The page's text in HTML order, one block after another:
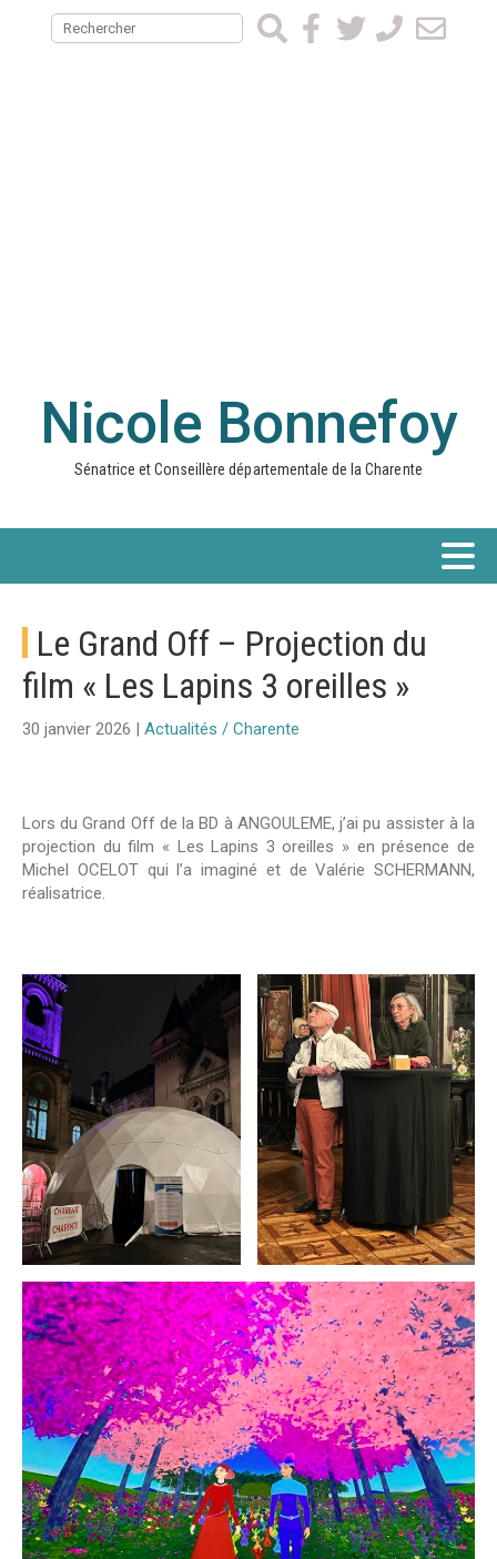
Nicole Bonnefoy
Sénatrice et Conseillère départementale de la Charente
Le Grand Off – Projection du
film « Les Lapins 3 oreilles »
30 janvier 2026 | Actualités / Charente
Lors du Grand Off de la BD à ANGOULEME, j’ai pu assister à la
projection du film « Les Lapins 3 oreilles » en présence de
Michel OCELOT qui l’a imaginé et de Valérie SCHERMANN,
réalisatrice.